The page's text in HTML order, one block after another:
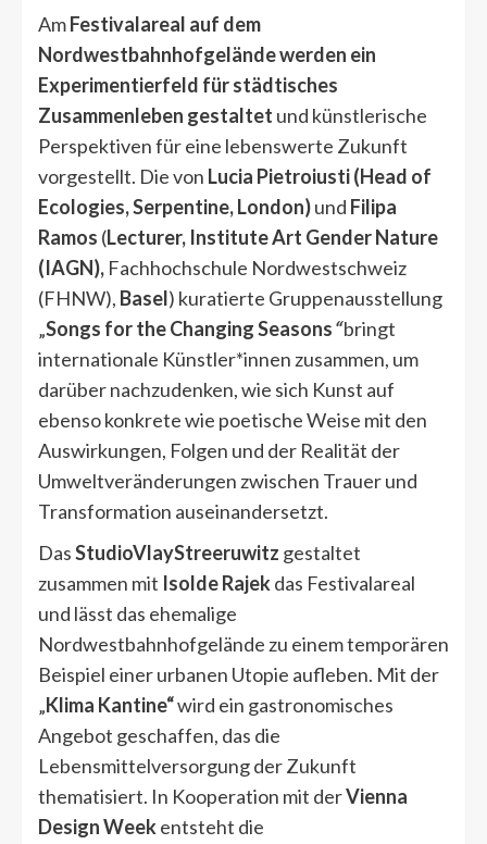
AmFestivalareal auf dem
Nordwestbahnhofgelände werden ein
Experimentierfeld für städtisches
Zusammenleben gestaltet und künstlerische
Perspektiven für eine lebenswerte Zukunft
vorgestellt. Die von Lucia Pietroiusti (Head of
Ecologies, Serpentine, London)und Filipa
Ramos (Lecturer, Institute Art Gender Nature
(IAGN), Fachhochschule Nordwestschweiz
(FHNW), Basel) kuratierte Gruppenausstellung
„Songs for the Changing Seasons“bringt
internationale Künstler*innen zusammen, um
darüber nachzudenken, wie sich Kunst auf
ebenso konkrete wie poetische Weise mit den
Auswirkungen, Folgen und der Realität der
Umweltveränderungen zwischen Trauer und
Transformation auseinandersetzt.
DasStudioVlayStreeruwitz gestaltet
zusammen mit Isolde Rajekdas Festivalareal
und lässt das ehemalige
Nordwestbahnhofgelände zu einem temporären
Beispiel einer urbanen Utopie aufleben. Mit der
„Klima Kantine“wird ein gastronomisches
Angebot geschaffen, das die
Lebensmittelversorgung der Zukunft
thematisiert. In Kooperation mit derVienna
Design Weekentsteht die